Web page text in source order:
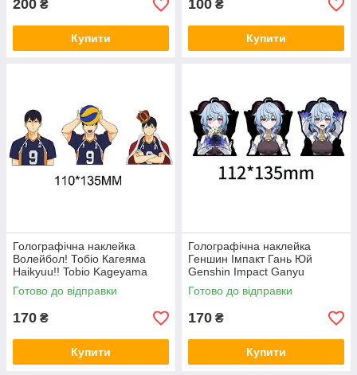
200 ₴
Купити
100 ₴
Купити
Голографічна наклейка
Волейбол! Тобіо Кагеяма
Haikyuu!! Tobio Kageyama
Готово до відправки
170 ₴
Купити
Голографічна наклейка
Геншин Імпакт Гань Юй
Genshin Impact Ganyu
112x135 мм
Готово до відправки
170 ₴
Купити